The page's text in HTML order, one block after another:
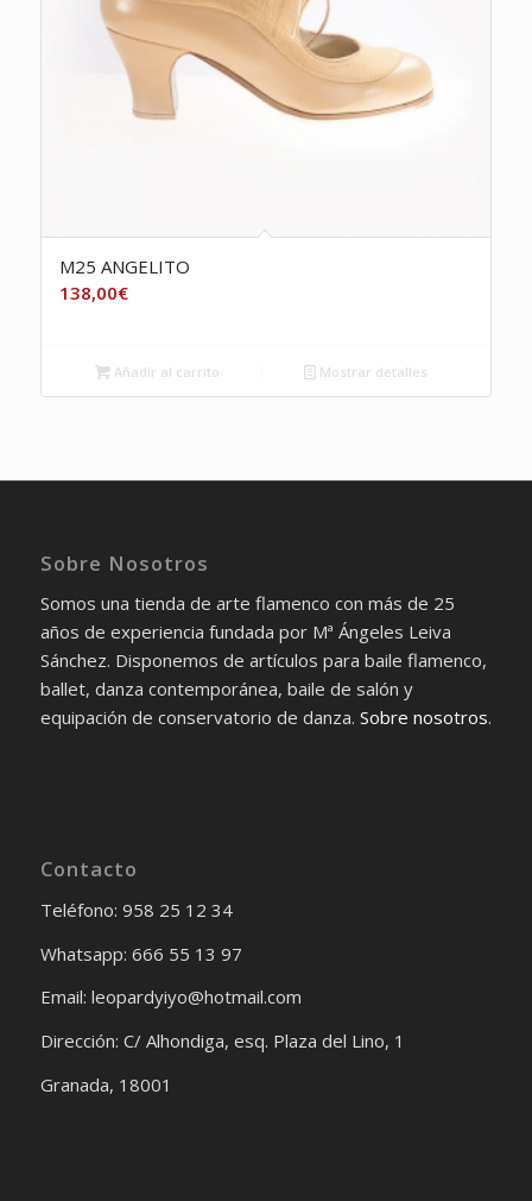
M25 ANGELITO
138,00€
Añadir al carrito Mostrar detalles
Sobre Nosotros
Somos una tienda de arte flamenco con más de 25
años de experiencia fundada por Mª Ángeles Leiva
Sánchez. Disponemos de artículos para baile flamenco,
ballet, danza contemporánea, baile de salón y
equipación de conservatorio de danza. Sobre nosotros.
Contacto
Teléfono: 958 25 12 34
Whatsapp: 666 55 13 97
Email: leopardyiyo@hotmail.com
Dirección: C/ Alhondiga, esq. Plaza del Lino, 1
Granada, 18001